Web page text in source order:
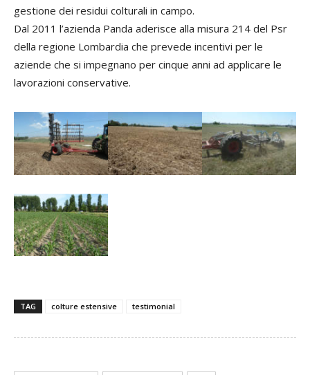
gestione dei residui colturali in campo.
Dal 2011 l’azienda Panda aderisce alla misura 214 del Psr
della regione Lombardia che prevede incentivi per le
aziende che si impegnano per cinque anni ad applicare le
lavorazioni conservative.
TAG colture estensive testimonial